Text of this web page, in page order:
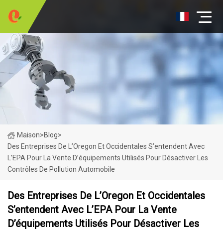
Maison>Blog>
Des Entreprises De L’Oregon Et Occidentales S’entendent Avec
L’EPA Pour La Vente D’équipements Utilisés Pour Désactiver Les
Contrôles De Pollution Automobile
Des Entreprises De L’Oregon Et Occidentales
S’entendent Avec L’EPA Pour La Vente
D’équipements Utilisés Pour Désactiver Les